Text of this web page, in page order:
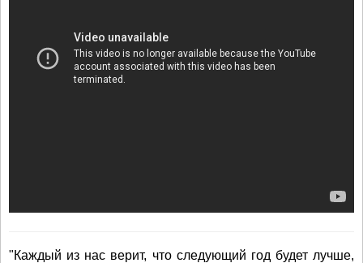
"Каждый из нас верит, что следующий год будет лучше,